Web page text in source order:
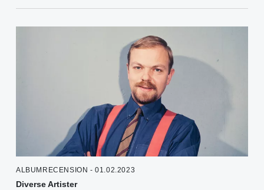
ALBUMRECENSION - 01.02.2023
Diverse Artister